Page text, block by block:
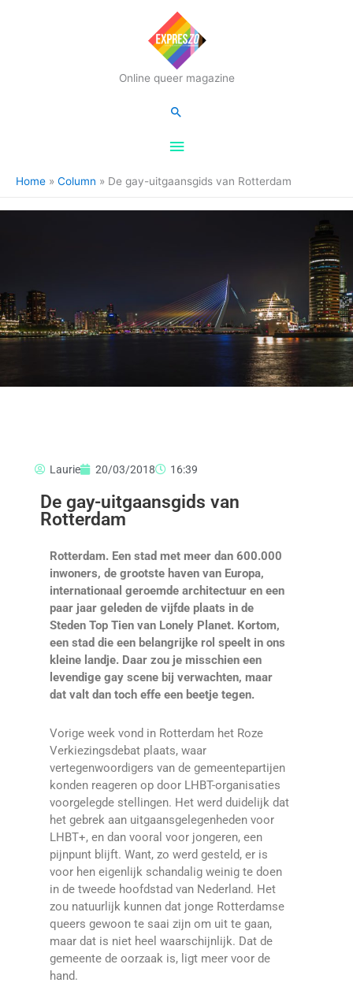
Online queer magazine
Hoofdmenu
Zoeken
Home Column De gay-uitgaansgids van Rotterdam
Laurie 20/03/2018 16:39
De gay-uitgaansgids van
Rotterdam
Rotterdam. Een stad met meer dan 600.000
inwoners, de grootste haven van Europa,
internationaal geroemde architectuur en een
paar jaar geleden de vijfde plaats in de
Steden Top Tien van Lonely Planet. Kortom,
een stad die een belangrijke rol speelt in ons
kleine landje. Daar zou je misschien een
levendige gay scene bij verwachten, maar
dat valt dan toch effe een beetje tegen.
Vorige week vond in Rotterdam het Roze
Verkiezingsdebat plaats, waar
vertegenwoordigers van de gemeentepartijen
konden reageren op door LHBT-organisaties
voorgelegde stellingen. Het werd duidelijk dat
het gebrek aan uitgaansgelegenheden voor
LHBT+, en dan vooral voor jongeren, een
pijnpunt blijft. Want, zo werd gesteld, er is
voor hen eigenlijk schandalig weinig te doen
in de tweede hoofdstad van Nederland. Het
zou natuurlijk kunnen dat jonge Rotterdamse
queers gewoon te saai zijn om uit te gaan,
maar dat is niet heel waarschijnlijk. Dat de
gemeente de oorzaak is, ligt meer voor de
hand.